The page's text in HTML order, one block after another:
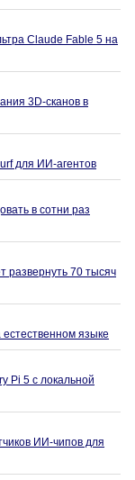
Claude Fable 5 на
3D-сканов в
для ИИ-агентов
в сотни раз
развернуть 70 тысяч
языке
Pi 5 с локальной
ИИ-чипов для